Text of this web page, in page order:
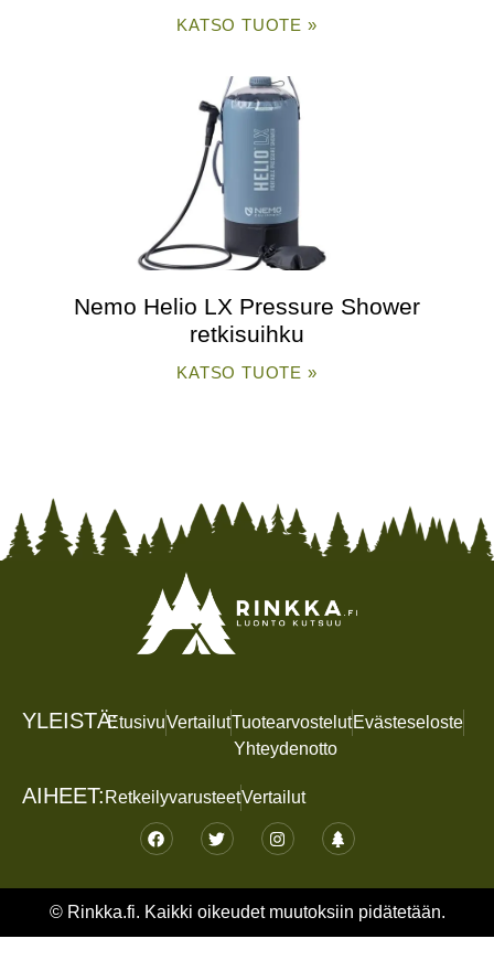
KATSO TUOTE »
Nemo Helio LX Pressure Shower
retkisuihku
KATSO TUOTE »
YLEISTÄ:EtusivuVertailutTuotearvostelutEvästeseloste
Yhteydenotto
AIHEET: RetkeilyvarusteetVertailut
© Rinkka.fi. Kaikki oikeudet muutoksiin pidätetään.